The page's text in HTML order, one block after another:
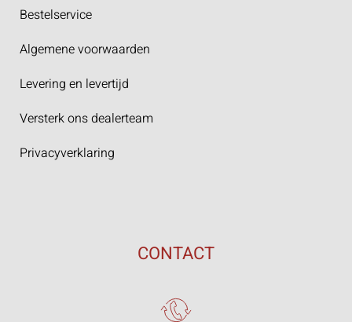
Bestelservice
Algemene voorwaarden
Levering en levertijd
Versterk ons dealerteam
Privacyverklaring
CONTACT